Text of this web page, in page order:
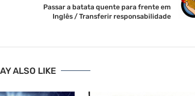
Passar a batata quente para frente em
Inglês / Transferir responsabilidade
ALSO LIKE